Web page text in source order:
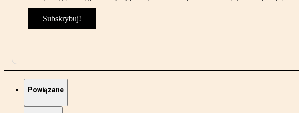
Subskrybuj!
Powiązane